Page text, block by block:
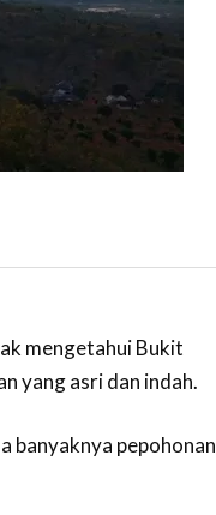
mengetahui Bukit
yang asri dan indah.
banyaknya pepohonan